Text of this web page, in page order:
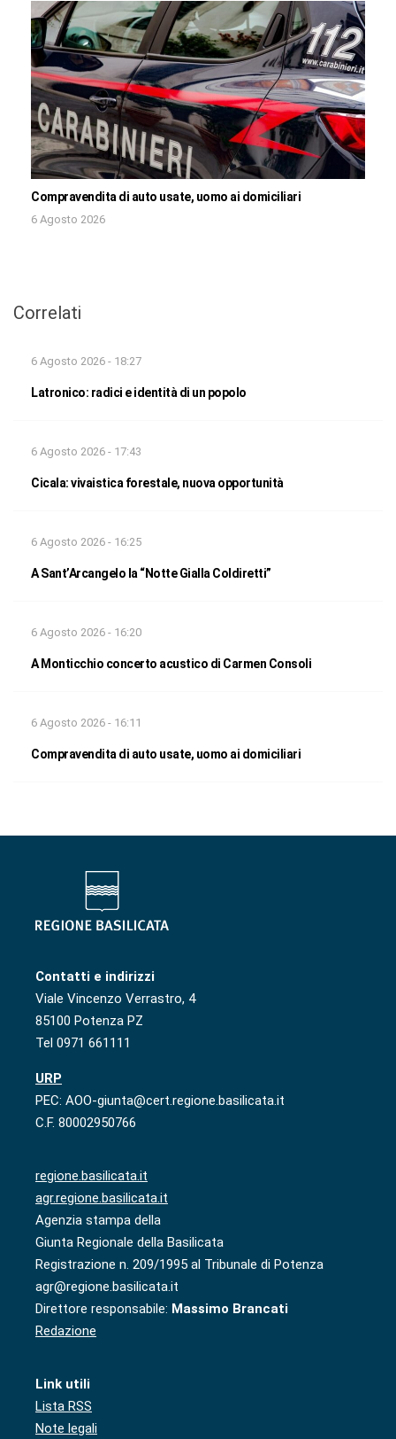
Compravendita di auto usate, uomo ai domiciliari
6 Agosto 2026
Correlati
6 Agosto 2026 - 18:27
Latronico: radici e identità di un popolo
6 Agosto 2026 - 17:43
Cicala: vivaistica forestale, nuova opportunità
6 Agosto 2026 - 16:25
A Sant’Arcangelo la “Notte Gialla Coldiretti”
6 Agosto 2026 - 16:20
A Monticchio concerto acustico di Carmen Consoli
6 Agosto 2026 - 16:11
Compravendita di auto usate, uomo ai domiciliari
Contatti e indirizzi
Viale Vincenzo Verrastro, 4
85100 Potenza PZ
Tel 0971 661111
URP
PEC: AOO-giunta@cert.regione.basilicata.it
C.F. 80002950766
regione.basilicata.it
agr.regione.basilicata.it
Agenzia stampa della
Giunta Regionale della Basilicata
Registrazione n. 209/1995 al Tribunale di Potenza
agr@regione.basilicata.it
Direttore responsabile: Massimo Brancati
Redazione
Link utili
Lista RSS
Note legali